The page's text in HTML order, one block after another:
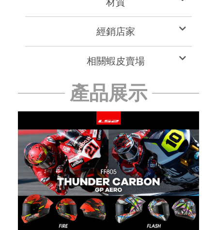
經銷店家
相關蝦皮賣場
產品展示